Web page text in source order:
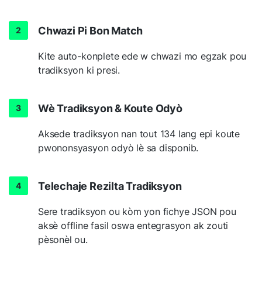
Chwazi Pi Bon Match
Kite auto-konplete ede w chwazi mo egzak pou
tradiksyon ki presi.
Wè Tradiksyon & Koute Odyò
Aksede tradiksyon nan tout 134 lang epi koute
pwononsyasyon odyò lè sa disponib.
Telechaje Rezilta Tradiksyon
Sere tradiksyon ou kòm yon fichye JSON pou
aksè offline fasil oswa entegrasyon ak zouti
pèsonèl ou.